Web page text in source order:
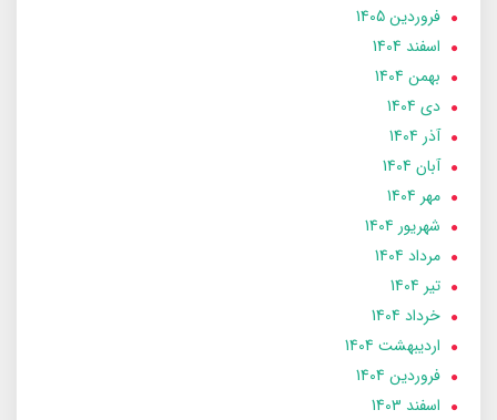
فروردین 1405
اسفند 1404
بهمن 1404
دی 1404
آذر 1404
آبان 1404
مهر 1404
شهریور 1404
مرداد 1404
تير 1404
خرداد 1404
ارديبهشت 1404
فروردین 1404
اسفند 1403